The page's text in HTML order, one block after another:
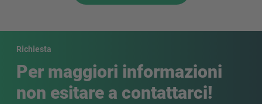
Richiesta
Per maggiori informazioni
non esitare a contattarci!